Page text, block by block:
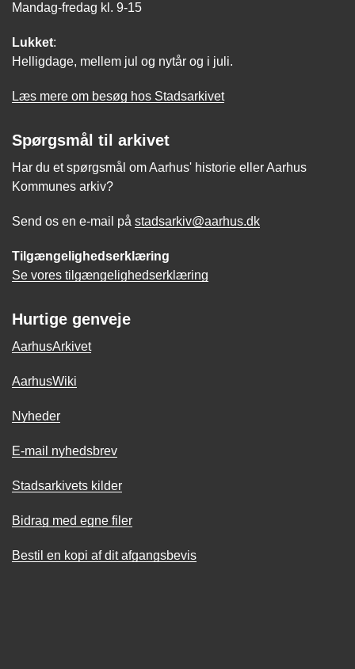
Mandag-fredag kl. 9-15
Lukket:
Helligdage, mellem jul og nytår og i juli.
Læs mere om besøg hos Stadsarkivet
Spørgsmål til arkivet
Har du et spørgsmål om Aarhus' historie eller Aarhus
Kommunes arkiv?
Send os en e-mail på stadsarkiv@aarhus.dk
Tilgængelighedserklæring
Se vores tilgængelighedserklæring
Hurtige genveje
AarhusArkivet
AarhusWiki
Nyheder
E-mail nyhedsbrev
Stadsarkivets kilder
Bidrag med egne filer
Bestil en kopi af dit afgangsbevis